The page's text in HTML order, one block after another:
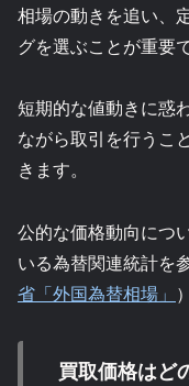
相場の動きを追い、
グを選ぶことが重要で
短期的な値動きに惑
ながら取引を行うこ
きます。
公的な価格動向につ
いる為替関連統計を
省「外国為替相場」
買取価格はど